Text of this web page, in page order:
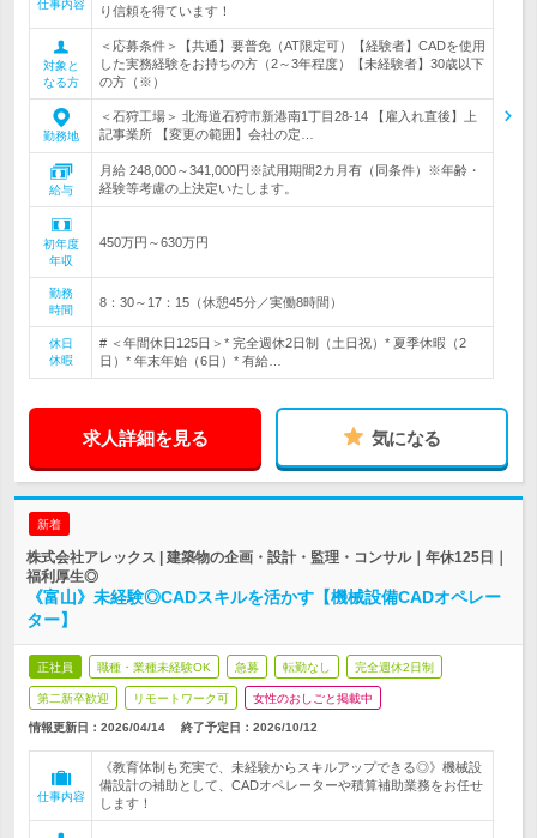
仕事内容 り信頼を得ています！
対象と
なる方
＜応募条件＞【共通】要普免（AT限定可）【経験者】CADを使用
した実務経験をお持ちの方（2～3年程度）【未経験者】30歳以下
の方（※）
勤務地
＜石狩工場＞ 北海道石狩市新港南1丁目28-14 【雇入れ直後】上
記事業所 【変更の範囲】会社の定…
給与
月給 248,000～341,000円※試用期間2カ月有（同条件）※年齢・
経験等考慮の上決定いたします。
初年度
年収
450万円～630万円
勤務
時間
8：30～17：15（休憩45分／実働8時間）
休日
休暇
# ＜年間休日125日＞* 完全週休2日制（土日祝）* 夏季休暇（2
日）* 年末年始（6日）* 有給…
求人詳細を見る 気になる
新着
株式会社アレックス | 建築物の企画・設計・監理・コンサル｜年休125日｜
福利厚生◎
《富山》未経験◎CADスキルを活かす【機械設備CADオペレー
ター】
正社員 職種・業種未経験OK 急募 転勤なし 完全週休2日制
第二新卒歓迎 リモートワーク可 女性のおしごと掲載中
情報更新日：2026/04/14 終了予定日： 2026/10/12
仕事内容
《教育体制も充実で、未経験からスキルアップできる◎》機械設
備設計の補助として、CADオペレーターや積算補助業務をお任せ
します！